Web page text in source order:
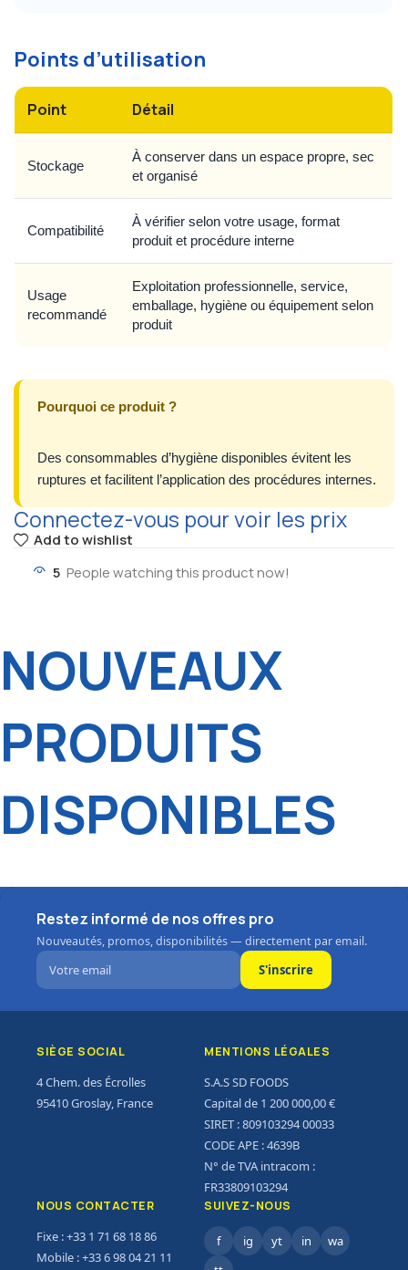
Points d’utilisation
Point Détail
Stockage
À conserver dans un espace propre, sec
et organisé
Compatibilité
À vérifier selon votre usage, format
produit et procédure interne
Usage
recommandé
Exploitation professionnelle, service,
emballage, hygiène ou équipement selon
produit
Pourquoi ce produit ?
Des consommables d’hygiène disponibles évitent les
ruptures et facilitent l’application des procédures internes.
Connectez-vous pour voir les prix
Add to wishlist
5 People watching this product now!
NOUVEAUX
PRODUITS
DISPONIBLES
Restez informé de nos offres pro
Nouveautés, promos, disponibilités — directement par email.
S'inscrire
SIÈGE SOCIAL
4 Chem. des Écrolles
95410 Groslay, France
MENTIONS LÉGALES
S.A.S SD FOODS
Capital de 1 200 000,00 €
SIRET : 809103294 00033
CODE APE : 4639B
N° de TVA intracom :
FR33809103294
NOUS CONTACTER
Fixe : +33 1 71 68 18 86
Mobile : +33 6 98 04 21 11
SUIVEZ-NOUS
f ig yt in
wa